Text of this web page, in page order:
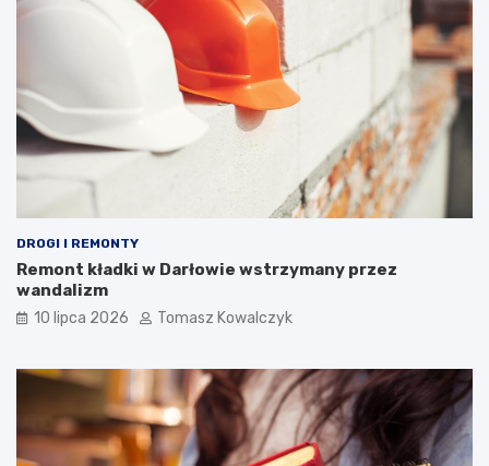
DROGI I REMONTY
Remont kładki w Darłowie wstrzymany przez
wandalizm
10 lipca 2026 Tomasz Kowalczyk